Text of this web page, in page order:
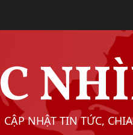
CẬP NHẬT TIN TỨC,